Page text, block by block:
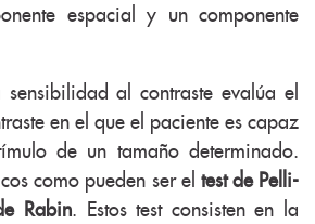
espacial y un componente
al contraste evalúa el
en el que el paciente es capaz
de un tamaño determinado.
como pueden ser el test de Pelli-
Rabin. Estos test consisten en la